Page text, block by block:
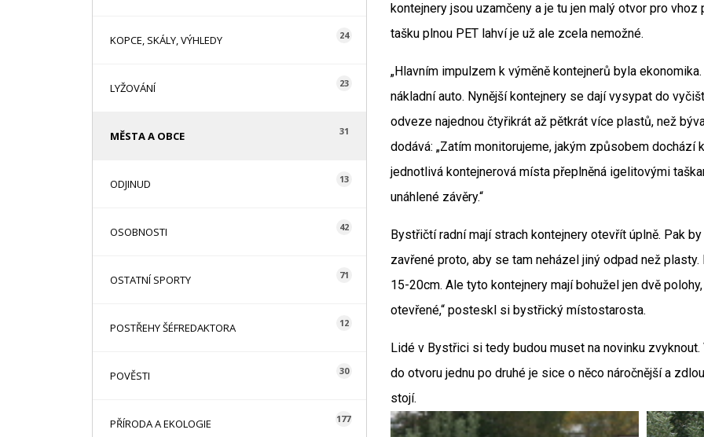
KOPCE, SKÁLY, VÝHLEDY 24
LYŽOVÁNÍ 23
MĚSTA A OBCE 31
ODJINUD 13
OSOBNOSTI 42
OSTATNÍ SPORTY 71
POSTŘEHY ŠÉFREDAKTORA 12
POVĚSTI 30
PŘÍRODA A EKOLOGIE 177
kontejnery jsou uzamčeny a je tu jen malý otvor pro
tašku plnou PET lahví je už ale zcela nemožné.
„Hlavním impulzem k výměně kontejnerů byla
nákladní auto. Nynější kontejnery se dají vysypat do
odveze najednou čtyřikrát až pětkrát více plastů, než
dodává: „Zatím monitorujeme, jakým způsobem
jednotlivá kontejnerová místa přeplněná igelitovými
unáhlené závěry.“
Bystřičtí radní mají strach kontejnery otevřít úplně. Pak
zavřené proto, aby se tam neházel jiný odpad než
15-20cm. Ale tyto kontejnery mají bohužel jen dvě
otevřené,“ posteskl si bystřický místostarosta.
Lidé v Bystřici si tedy budou muset na novinku
do otvoru jednu po druhé je sice o něco náročnější a
stojí.